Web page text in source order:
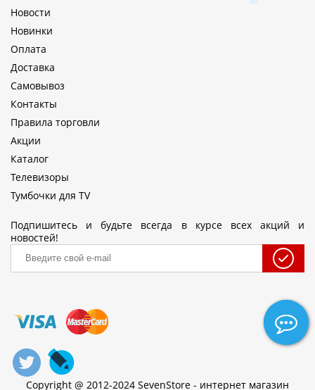
Новости
Новинки
Оплата
Доставка
Самовывоз
Контакты
Правила торговли
Акции
Каталог
Телевизоры
Тумбочки для TV
Подпишитесь и будьте всегда в курсе всех акций и
новостей!
Copyright @ 2012-2024 SevenStore - интернет магазин